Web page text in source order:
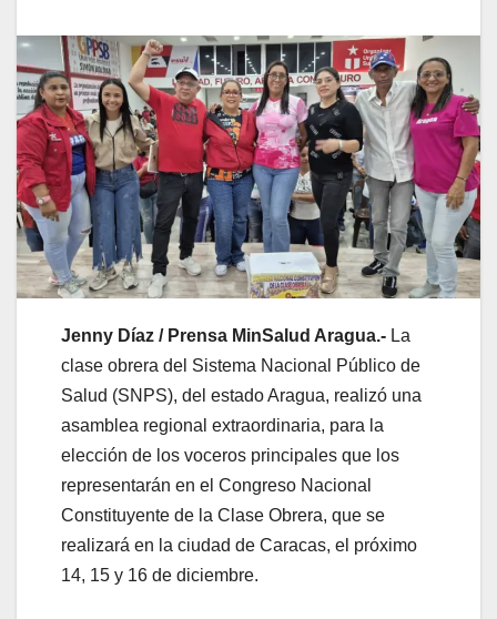
Jenny Díaz / Prensa MinSalud Aragua.- La
clase obrera del Sistema Nacional Público de
Salud (SNPS), del estado Aragua, realizó una
asamblea regional extraordinaria, para la
elección de los voceros principales que los
representarán en el Congreso Nacional
Constituyente de la Clase Obrera, que se
realizará en la ciudad de Caracas, el próximo
14, 15 y 16 de diciembre.